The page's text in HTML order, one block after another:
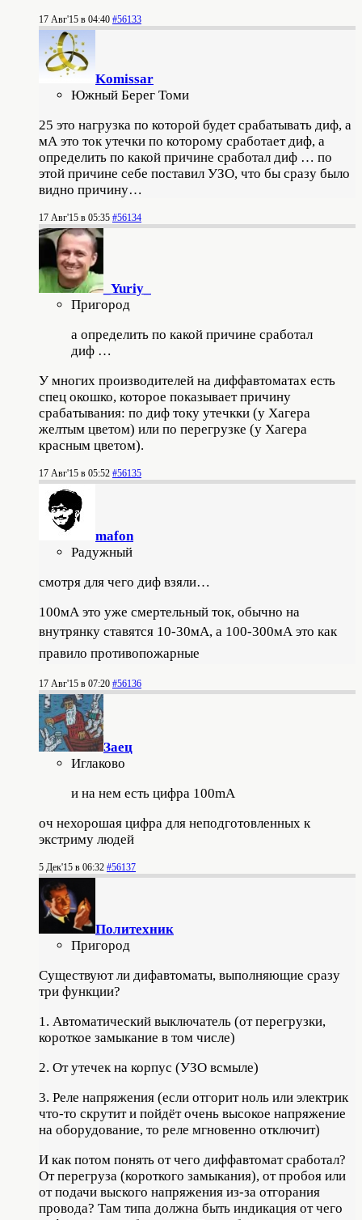
17 Авг'15 в 04:40 #56133
Komissar
Южный Берег Томи
25 это нагрузка по которой будет срабатывать диф, а
мА это ток утечки по которому сработает диф, а
определить по какой причине сработал диф … по
этой причине себе поставил УЗО, что бы сразу было
видно причину…
17 Авг'15 в 05:35 #56134
_Yuriy_
Пригород
а определить по какой причине сработал
диф …
У многих производителей на диффавтоматах есть
спец окошко, которое показывает причину
срабатывания: по диф току утечкки (у Хагера
желтым цветом) или по перегрузке (у Хагера
красным цветом).
17 Авг'15 в 05:52 #56135
mafon
Радужный
смотря для чего диф взяли…
100мА это уже смертельный ток, обычно на
внутрянку ставятся 10-30мА, а 100-300мА это как
правило противопожарные
17 Авг'15 в 07:20 #56136
Заец
Иглаково
и на нем есть цифра 100mA
оч нехорошая цифра для неподготовленных к
экстриму людей
5 Дек'15 в 06:32 #56137
Политехник
Пригород
Существуют ли дифавтоматы, выполняющие сразу
три функции?
1. Автоматический выключатель (от перегрузки,
короткое замыкание в том числе)
2. От утечек на корпус (УЗО всмыле)
3. Реле напряжения (если отгорит ноль или электрик
что-то скрутит и пойдёт очень высокое напряжение
на оборудование, то реле мгновенно отключит)
И как потом понять от чего диффавтомат сработал?
От перегруза (короткого замыкания), от пробоя или
от подачи выского напряжения из-за отгорания
провода? Там типа должна быть индикация от чего